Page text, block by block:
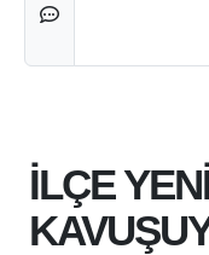
İLÇE